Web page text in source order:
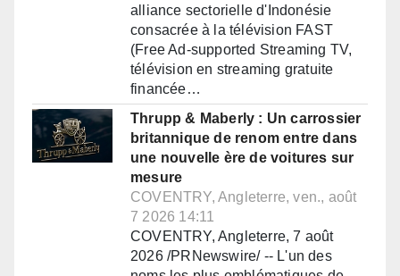
alliance sectorielle d'Indonésie
consacrée à la télévision FAST
(Free Ad-supported Streaming TV,
télévision en streaming gratuite
financée…
Thrupp & Maberly : Un carrossier
britannique de renom entre dans
une nouvelle ère de voitures sur
mesure
COVENTRY, Angleterre, ven., août
7 2026 14:11
COVENTRY, Angleterre, 7 août
2026 /PRNewswire/ -- L'un des